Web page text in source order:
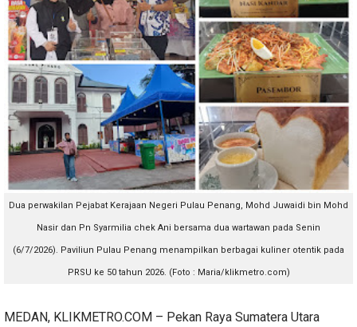
Dua perwakilan Pejabat Kerajaan Negeri Pulau Penang, Mohd Juwaidi bin Mohd
Nasir dan Pn Syarmilia chek Ani bersama dua wartawan pada Senin
(6/7/2026). Paviliun Pulau Penang menampilkan berbagai kuliner otentik pada
PRSU ke 50 tahun 2026. (Foto : Maria/klikmetro.com)
MEDAN, KLIKMETRO.COM – Pekan Raya Sumatera Utara